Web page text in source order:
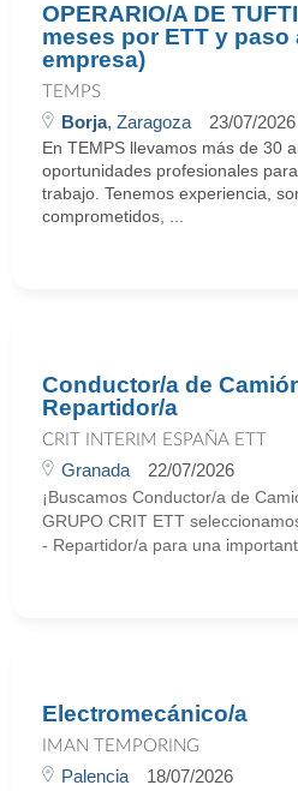
OPERARIO/A DE
meses por ETT y paso
empresa)
TEMPS
Borja, Zaragoza 23/07/2026
En TEMPS llevamos más de 30
oportunidades profesionales
trabajo. Tenemos experiencia,
comprometidos, ...
Conductor/a de
Repartidor/a
CRIT INTERIM ESPAÑA ETT
Granada 22/07/2026
¡Buscamos Conductor/a de
GRUPO CRIT ETT
- Repartidor/a para una
Electromecánico/a
IMAN TEMPORING
Palencia 18/07/2026